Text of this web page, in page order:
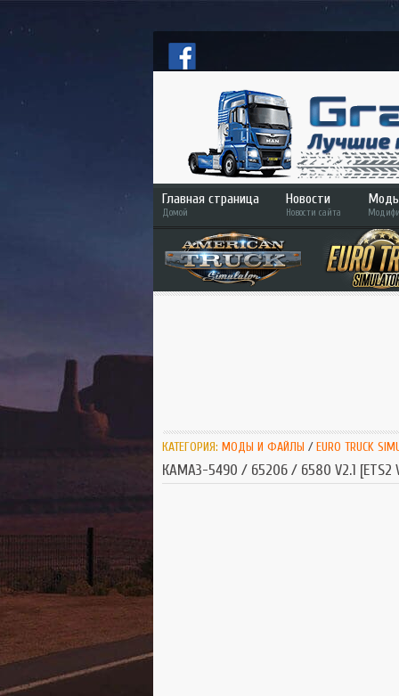
Главная страница
Домой
Новости
Новости сайта
ATS
КАТЕГОРИЯ: МОДЫ И ФАЙЛЫ /EURO TRUCK
КАМАЗ-5490 / 65206 / 6580 V2.1 [ETS2